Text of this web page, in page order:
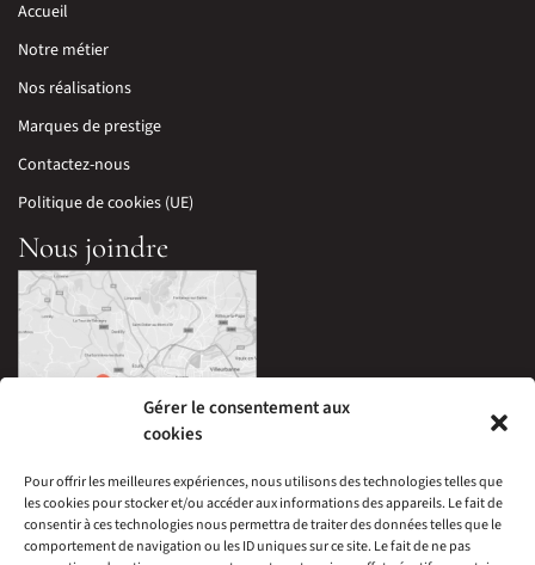
Gérer le consentement aux
cookies
Pour offrir les meilleures expériences, nous utilisons des technologies telles que
les cookies pour stocker et/ou accéder aux informations des appareils. Le fait de
consentir à ces technologies nous permettra de traiter des données telles que le
comportement de navigation ou les ID uniques sur ce site. Le fait de ne pas
Accueil
Notre métier
Nos réalisations
Marques de prestige
Contactez-nous
Politique de cookies (UE)
Nous joindre
33 Avenue Edouard Millaud,
69290 Craponne, France